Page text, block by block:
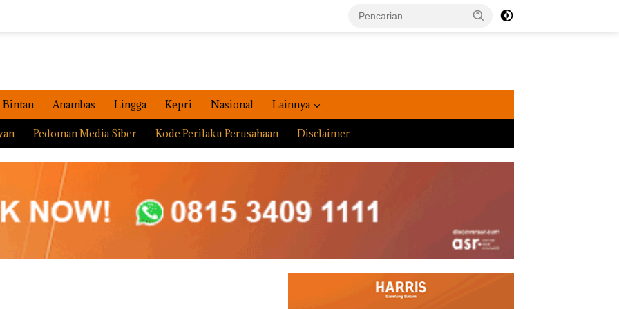
Bintan Anambas Lingga Kepri Nasional Lainnya
Pedoman Media Siber Kode Perilaku Perusahaan Disclaimer